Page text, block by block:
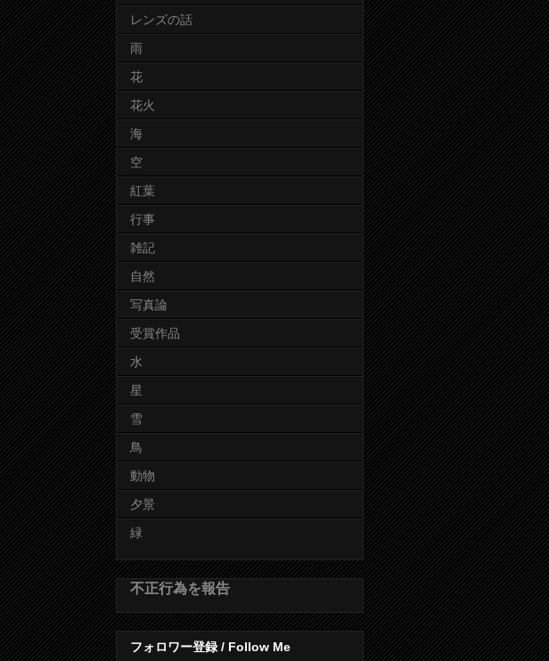
レンズの話
雨
花
花火
海
空
紅葉
行事
雑記
自然
写真論
受賞作品
水
星
雪
鳥
動物
夕景
緑
不正行為を報告
フォロワー登録 / Follow Me